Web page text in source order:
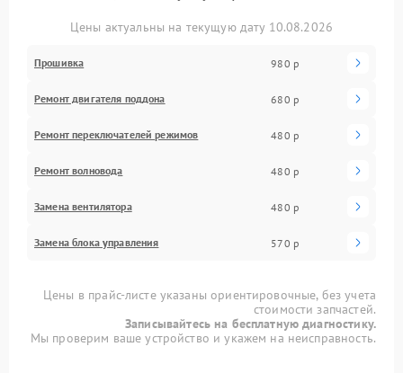
Цены актуальны на текущую дату 10.08.2026
Прошивка 980 р
Ремонт двигателя поддона 680 р
Ремонт переключателей режимов 480 р
Ремонт волновода 480 р
Замена вентилятора 480 р
Замена блока управления 570 р
Цены в прайс-листе указаны ориентировочные, без учета
стоимости запчастей.
Записывайтесь на бесплатную диагностику.
Мы проверим ваше устройство и укажем на неисправность.